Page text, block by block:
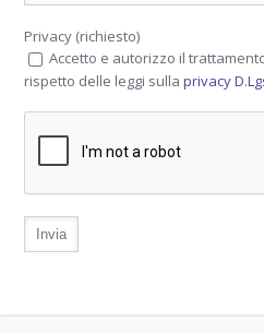
Privacy (richiesto)
Accetto e autorizzo il
rispetto delle leggi sullaprivacy